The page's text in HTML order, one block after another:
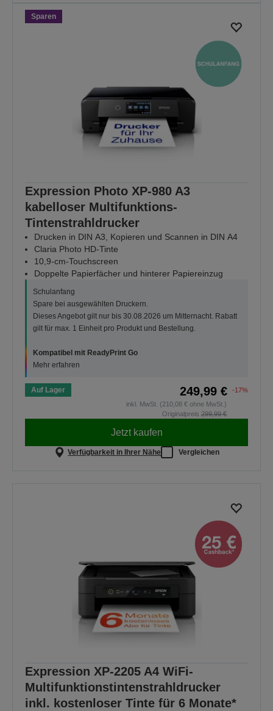
Sparen
Expression Photo XP-980 A3
kabelloser Multifunktions-
Tintenstrahldrucker
Drucken in DIN A3, Kopieren und Scannen in DIN A4
Claria Photo HD-Tinte
10,9-cm-Touchscreen
Doppelte Papierfächer und hinterer Papiereinzug
Schulanfang
Spare bei ausgewählten Druckern.
Dieses Angebot gilt nur bis 30.08.2026 um Mitternacht. Rabatt
gilt für max. 1 Einheit pro Produkt und Bestellung.
Kompatibel mit ReadyPrint Go
Mehr erfahren
Auf Lager 249,99 €
-17%
inkl. MwSt. (210,08 € ohne MwSt.)
Originalpreis 299,99 €
Jetzt kaufen
Verfügbarkeit in Ihrer Nähe Vergleichen
Expression XP-2205 A4 WiFi-
Multifunktionstintenstrahldrucker
inkl. kostenloser Tinte für 6 Monate*